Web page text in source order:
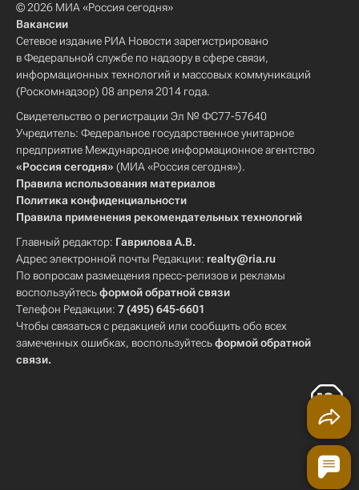
© 2026 МИА «Россия сегодня»
Вакансии
Сетевое издание РИА Новости зарегистрировано
в Федеральной службе по надзору в сфере связи,
информационных технологий и массовых коммуникаций
(Роскомнадзор) 08 апреля 2014 года.
Свидетельство о регистрации Эл № ФС77-57640
Учредитель: Федеральное государственное унитарное
предприятие Международное информационное агентство
«Россия сегодня» (МИА «Россия сегодня»).
Правила использования материалов
Политика конфиденциальности
Правила применения рекомендательных технологий
Главный редактор: Гаврилова А.В.
Адрес электронной почты Редакции: realty@ria.ru
По вопросам размещения пресс-релизов и рекламы
воспользуйтесьформой обратной связи
Телефон Редакции: 7 (495) 645-6601
Чтобы связаться с редакцией или сообщить обо всех
замеченных ошибках, воспользуйтесьформой обратной
связи.